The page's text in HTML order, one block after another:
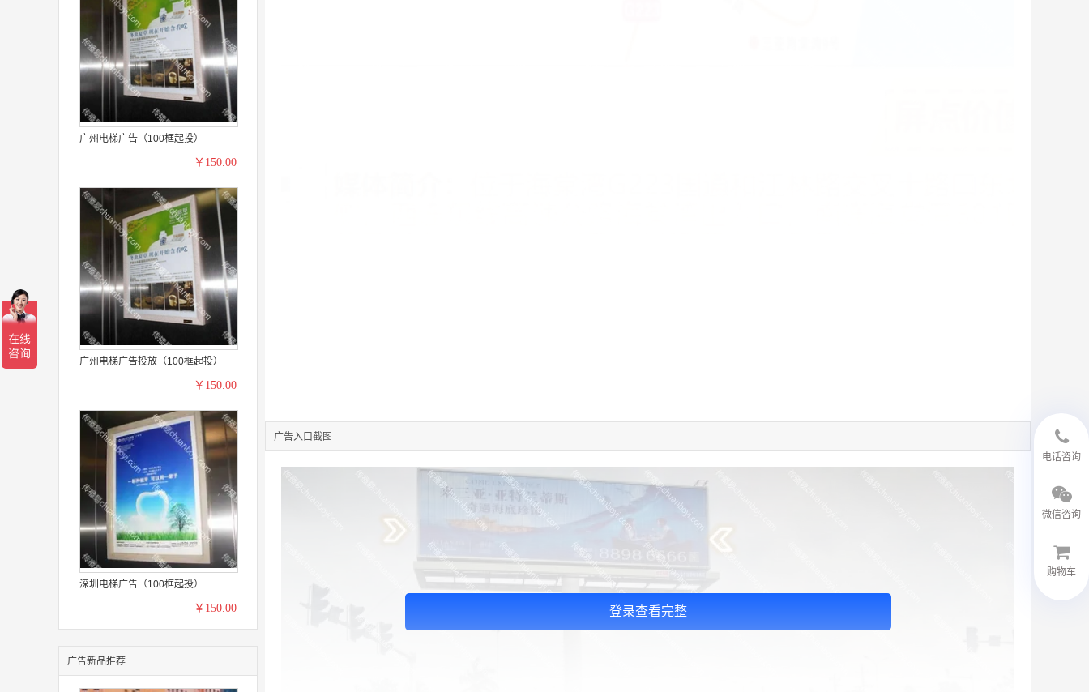
广州电梯广告（100框起投）
￥150.00
广州电梯广告投放（100框起投）
￥150.00
深圳电梯广告（100框起投）
￥150.00
广告新品推荐
广告入口截图
登录查看完整
电话咨询
18594048543
微信咨询
购物车